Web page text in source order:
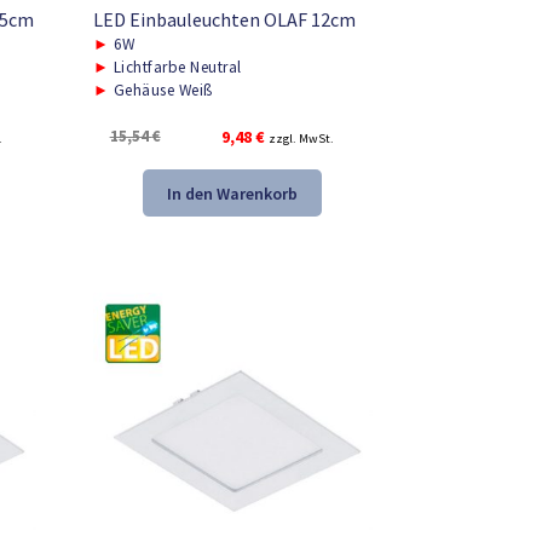
LED Einbauleuchten OLAF 12cm
► 6W
► Lichtfarbe Neutral
► Gehäuse Weiß
15,54€
Ursprünglicher
war:
15,54 €
9,48€Aktueller
ist:
9,48 €.
zzgl. MwSt.
In den Warenkorb